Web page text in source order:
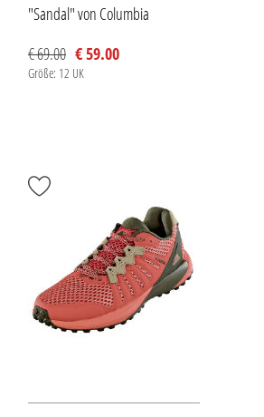
"Sandal" von Columbia
€ 69.00 € 59.00
Größe: 12 UK